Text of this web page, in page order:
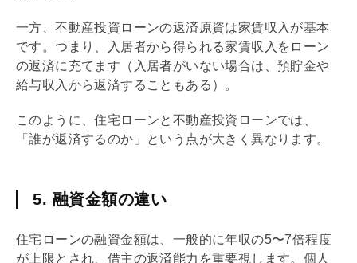
一方、不動産投資ローンの返済原資は家賃収入が基本
です。つまり、入居者から得られる家賃収入をローン
の返済に充てます（入居者がいない場合は、預貯金や
給与収入から返済することもある）。
このように、住宅ローンと不動産投資ローンでは、
「誰が返済するのか」という点が大きく異なります。
5. 融資金額の違い
住宅ローンの融資金額は、一般的に年収の5〜7倍程度
が上限とされ、借主の返済能力 を重要視します。個人